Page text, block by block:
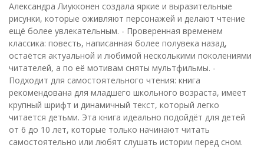
Александра Лиукконен создала яркие и выразительные
рисунки, которые оживляют персонажей и делают чтение
ещё более увлекательным. - Проверенная временем
классика: повесть, написанная более полувека назад,
остаётся актуальной и любимой несколькими поколениями
читателей, а по её мотивам сняты мультфильмы. -
Подходит для самостоятельного чтения: книга
рекомендована для младшего школьного возраста, имеет
крупный шрифт и динамичный текст, который легко
читается детьми. Эта книга идеально подойдёт для детей
от 6 до 10 лет, которые только начинают читать
самостоятельно или любят слушать истории перед сном.